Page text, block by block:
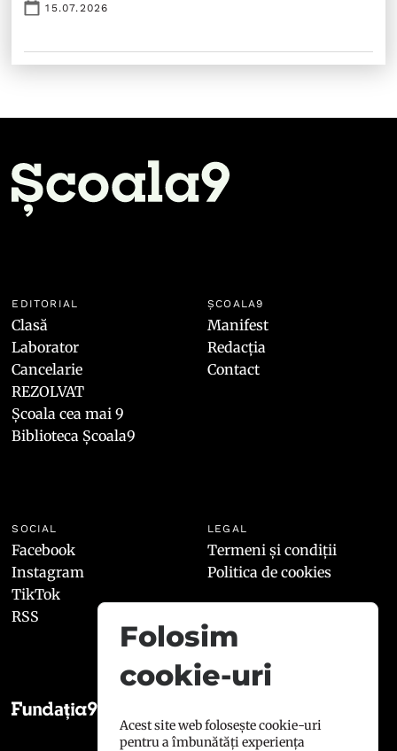
15.07.2026
EDITORIAL
Clasă
Laborator
Cancelarie
REZOLVAT
Școala cea mai 9
Biblioteca Școala9
ȘCOALA9
Manifest
Redacția
Contact
SOCIAL
Facebook
Instagram
TikTok
RSS
LEGAL
Termeni și condiții
Politica de cookies
Folosim
cookie-uri
Acest site web folosește cookie-uri
pentru a îmbunătăți experiența